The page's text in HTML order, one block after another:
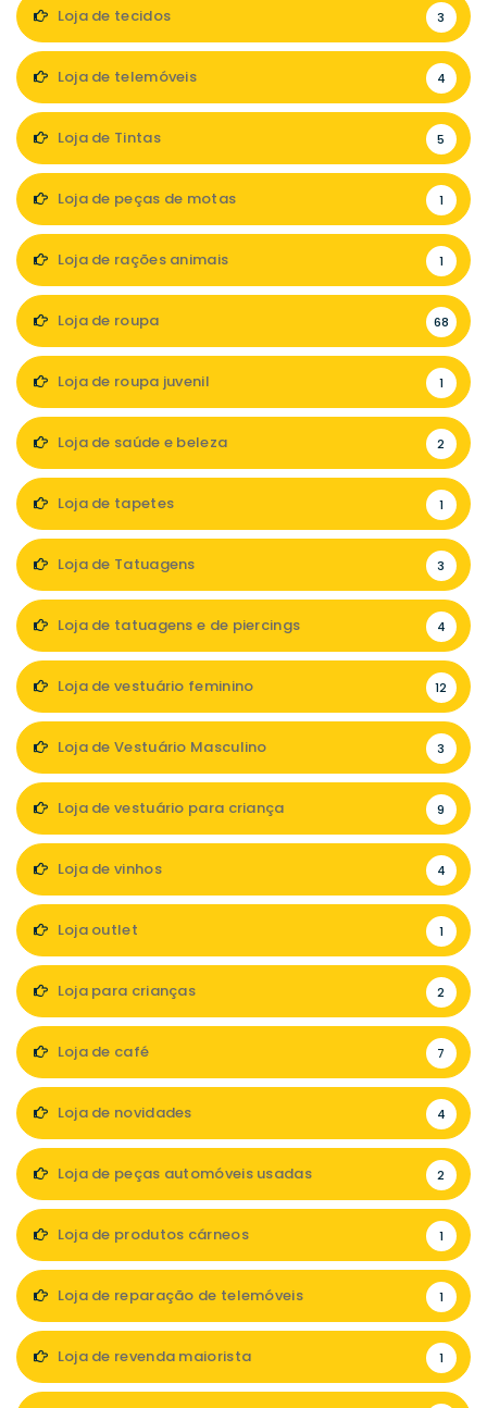
Loja de tecidos 3
Loja de telemóveis 4
Loja de Tintas 5
Loja de peças de motas 1
Loja de rações animais 1
Loja de roupa 68
Loja de roupa juvenil 1
Loja de saúde e beleza 2
Loja de tapetes 1
Loja de Tatuagens 3
Loja de tatuagens e de piercings 4
Loja de vestuário feminino 12
Loja de Vestuário Masculino 3
Loja de vestuário para criança 9
Loja de vinhos 4
Loja outlet 1
Loja para crianças 2
Loja de café 7
Loja de novidades 4
Loja de peças automóveis usadas 2
Loja de produtos cárneos 1
Loja de reparação de telemóveis 1
Loja de revenda maiorista 1